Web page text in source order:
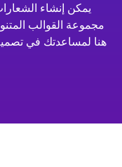
يمكن إنشاء
مجموعة القوالب
هنا لمساعدتك في